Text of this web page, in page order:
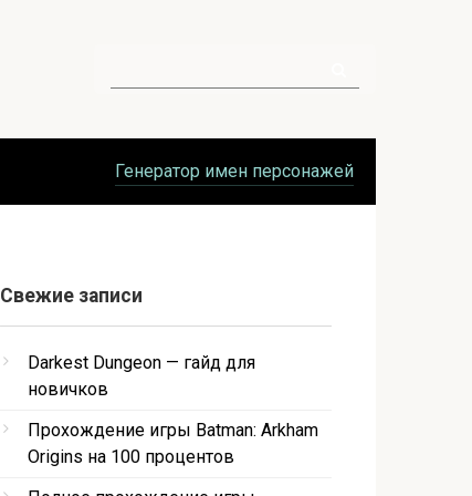
Генератор имен персонажей
Свежие записи
Darkest Dungeon — гайд для
новичков
Прохождение игры Batman: Arkham
Origins на 100 процентов